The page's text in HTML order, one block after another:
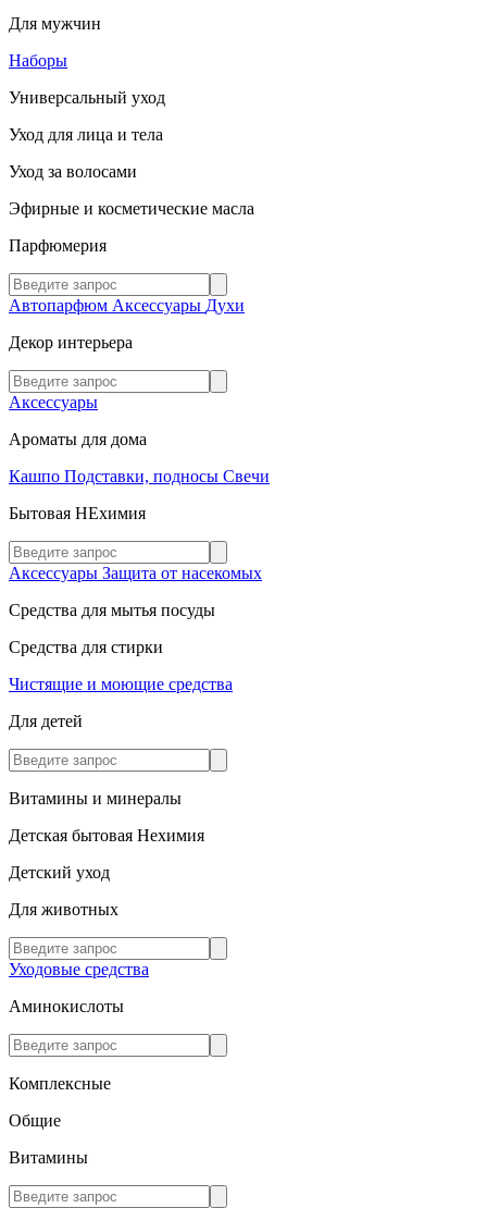
Для мужчин
Наборы
Универсальный уход
Уход для лица и тела
Уход за волосами
Эфирные и косметические масла
Парфюмерия
Автопарфюм Аксессуары Духи
Декор интерьера
Аксессуары
Ароматы для дома
Кашпо Подставки, подносы Свечи
Бытовая НЕхимия
Аксессуары Защита от насекомых
Средства для мытья посуды
Средства для стирки
Чистящие и моющие средства
Для детей
Витамины и минералы
Детская бытовая Нехимия
Детский уход
Для животных
Уходовые средства
Аминокислоты
Комплексные
Общие
Витамины